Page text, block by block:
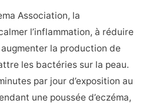
Association, la
l’inflammation, à réduire
la production de
les bactéries sur la peau.
par jour d’exposition au
une poussée d’eczéma,